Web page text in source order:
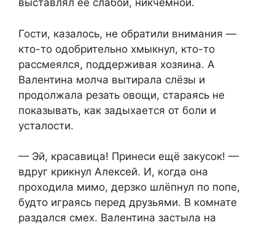
выставлял её слабой, никчёмной.
Гости, казалось, не обратили внимания —
кто-то одобрительно хмыкнул, кто-то
рассмеялся, поддерживая хозяина. А
Валентина молча вытирала слёзы и
продолжала резать овощи, стараясь не
показывать, как задыхается от боли и
усталости.
— Эй, красавица! Принеси ещё закусок! —
вдруг крикнул Алексей. И, когда она
проходила мимо, дерзко шлёпнул по попе,
будто играясь перед друзьями. В комнате
раздался смех. Валентина застыла на